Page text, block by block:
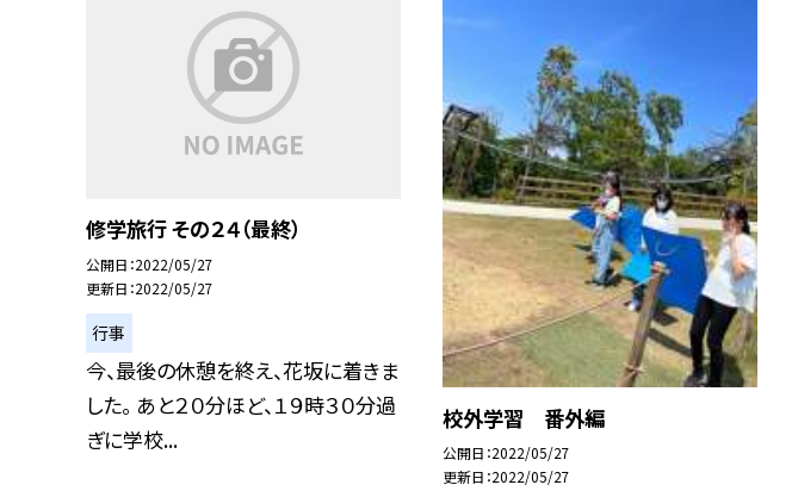
修学旅行 その２４（最終）
公開日 2022/05/27
更新日 2022/05/27
行事
今、最後の休憩を終え、花坂に着きま
した。 あと２０分ほど、１９時３０分過
ぎに学校...
校外学習 番外編
公開日 2022/05/27
更新日 2022/05/27